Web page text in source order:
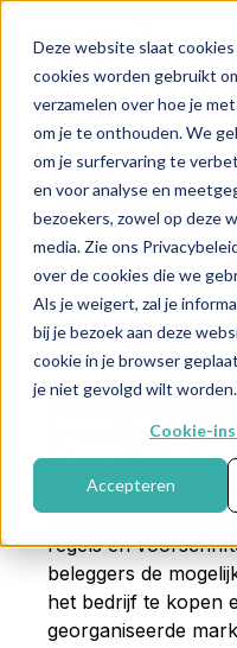
Deze website slaat
cookies worden gebruikt
verzamelen over hoe je
om je te onthouden. We
om je surfervaring te
en voor analyse en
bezoekers, zowel op deze
media. Zie ons
over de cookies die we
Als je weigert, zal je
bij je bezoek aan deze
cookie in je browser
je niet gevolgd wilt worden.
Cookie-
Accepteren
Wat is
← Terug naar FAQ
Eenbeursnotering
de aandelen of
tot een
genoteerd, kan het
verhandeld op die
regels en
beleggers de
het bedrijf te kopen
georganiseerde